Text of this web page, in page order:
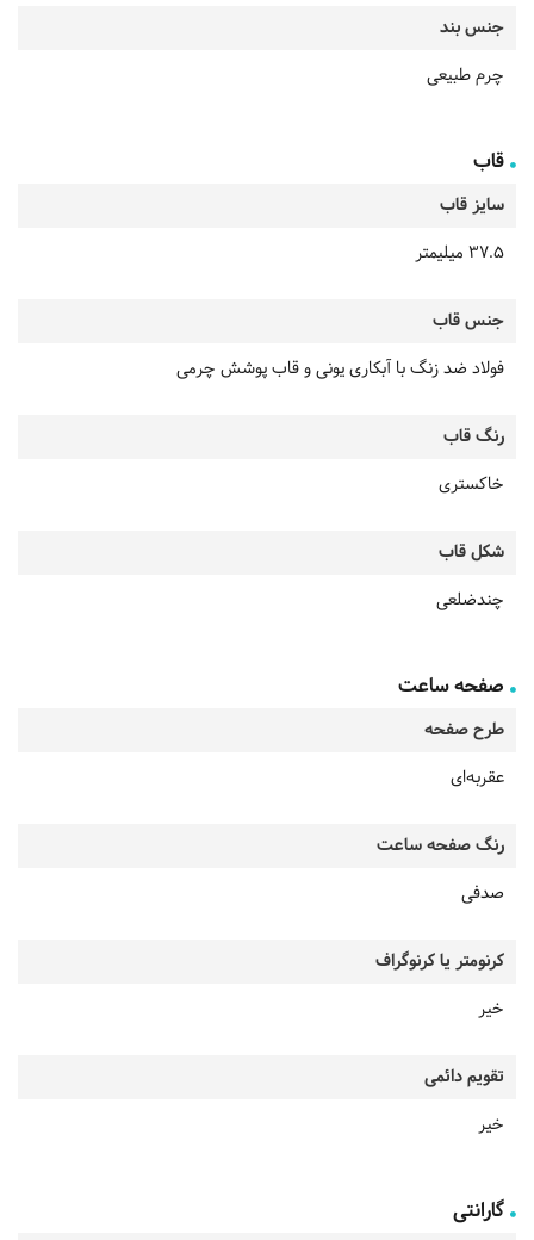
جنس بند
چرم طبیعی
قاب
سایز قاب
37.5 میلیمتر
جنس قاب
فولاد ضد زنگ با آبکاری یونی و قاب پوشش چرمی
رنگ قاب
خاکستری
شکل قاب
چندضلعی
صفحه ساعت
طرح صفحه
عقربه‌ای
رنگ صفحه ساعت
صدفی
کرنومتر یا کرنوگراف
خیر
تقویم دائمی
خیر
گارانتی